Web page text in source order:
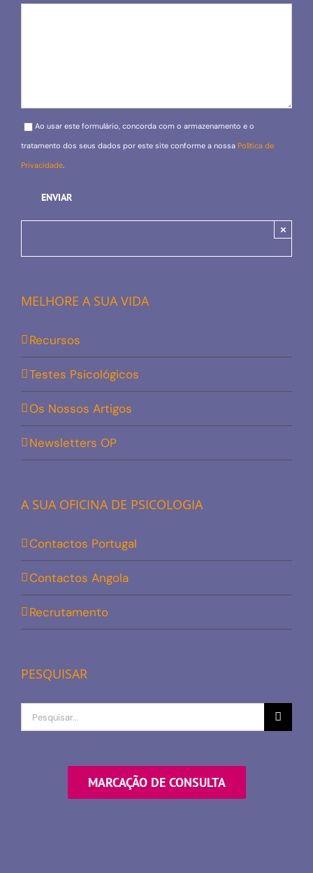
Please leave this field empty.
Ao usar este formulário, concorda com o armazenamento e o
tratamento dos seus dados por este site conforme a nossa Política de
Privacidade.
×
MELHORE A SUA VIDA
Recursos
Testes Psicológicos
Os Nossos Artigos
Newsletters OP
A SUA OFICINA DE PSICOLOGIA
Contactos Portugal
Contactos Angola
Recrutamento
PESQUISAR
Procurar
por
MARCAÇÃO DE CONSULTA